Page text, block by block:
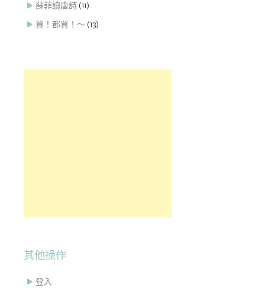
蘇菲讀唐詩 (11)
買！都買！～ (13)
其他操作
登入